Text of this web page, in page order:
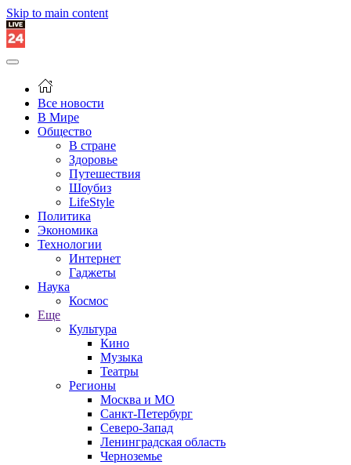
Skip to main content
Все новости
В Мире
Общество
В стране
Здоровье
Путешествия
Шоубиз
LifeStyle
Политика
Экономика
Технологии
Интернет
Гаджеты
Наука
Космос
Еще
Культура
Кино
Музыка
Театры
Регионы
Москва и МО
Санкт-Петербург
Северо-Запад
Ленинградская область
Черноземье